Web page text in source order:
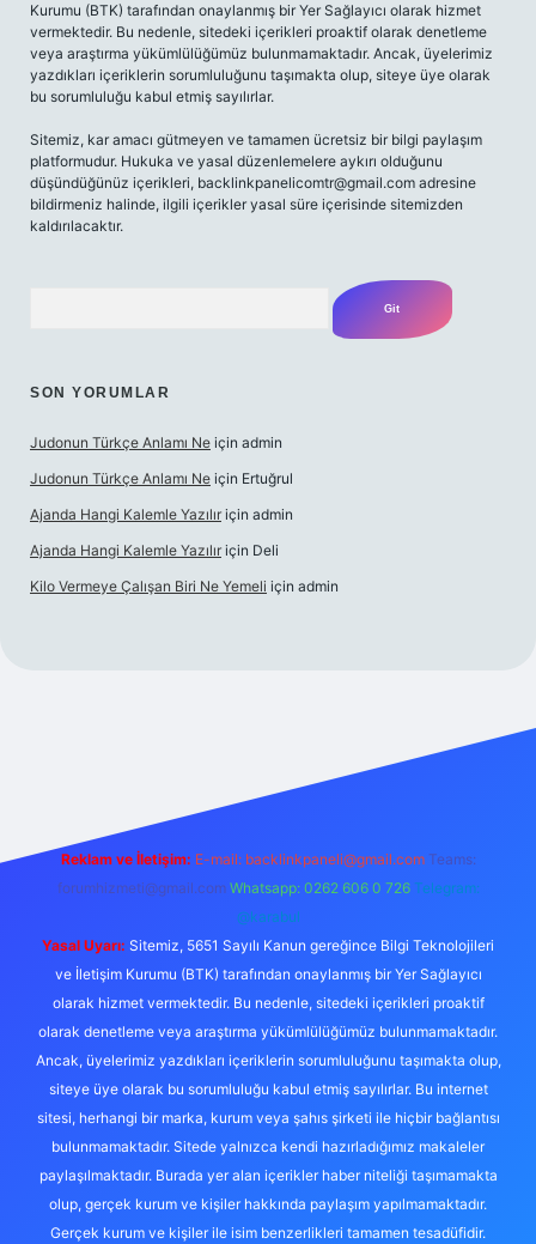
Kurumu (BTK) tarafından onaylanmış bir Yer Sağlayıcı olarak hizmet
vermektedir. Bu nedenle, sitedeki içerikleri proaktif olarak denetleme
veya araştırma yükümlülüğümüz bulunmamaktadır. Ancak, üyelerimiz
yazdıkları içeriklerin sorumluluğunu taşımakta olup, siteye üye olarak
bu sorumluluğu kabul etmiş sayılırlar.
Sitemiz, kar amacı gütmeyen ve tamamen ücretsiz bir bilgi paylaşım
platformudur. Hukuka ve yasal düzenlemelere aykırı olduğunu
düşündüğünüz içerikleri, backlinkpanelicomtr@gmail.com adresine
bildirmeniz halinde, ilgili içerikler yasal süre içerisinde sitemizden
kaldırılacaktır.
SON YORUMLAR
Judonun Türkçe Anlamı Ne için admin
Judonun Türkçe Anlamı Ne için Ertuğrul
Ajanda Hangi Kalemle Yazılır için admin
Ajanda Hangi Kalemle Yazılır için Deli
Kilo Vermeye Çalışan Biri Ne Yemeli için admin
Reklam ve İletişim: E-mail: backlinkpaneli@gmail.com Teams:
forumhizmeti@gmail.com Whatsapp: 0262 606 0 726 Telegram:
@karabul
Yasal Uyarı: Sitemiz, 5651 Sayılı Kanun gereğince Bilgi Teknolojileri
ve İletişim Kurumu (BTK) tarafından onaylanmış bir Yer Sağlayıcı
olarak hizmet vermektedir. Bu nedenle, sitedeki içerikleri proaktif
olarak denetleme veya araştırma yükümlülüğümüz bulunmamaktadır.
Ancak, üyelerimiz yazdıkları içeriklerin sorumluluğunu taşımakta olup,
siteye üye olarak bu sorumluluğu kabul etmiş sayılırlar. Bu internet
sitesi, herhangi bir marka, kurum veya şahıs şirketi ile hiçbir bağlantısı
bulunmamaktadır. Sitede yalnızca kendi hazırladığımız makaleler
paylaşılmaktadır. Burada yer alan içerikler haber niteliği taşımamakta
olup, gerçek kurum ve kişiler hakkında paylaşım yapılmamaktadır.
Gerçek kurum ve kişiler ile isim benzerlikleri tamamen tesadüfidir.